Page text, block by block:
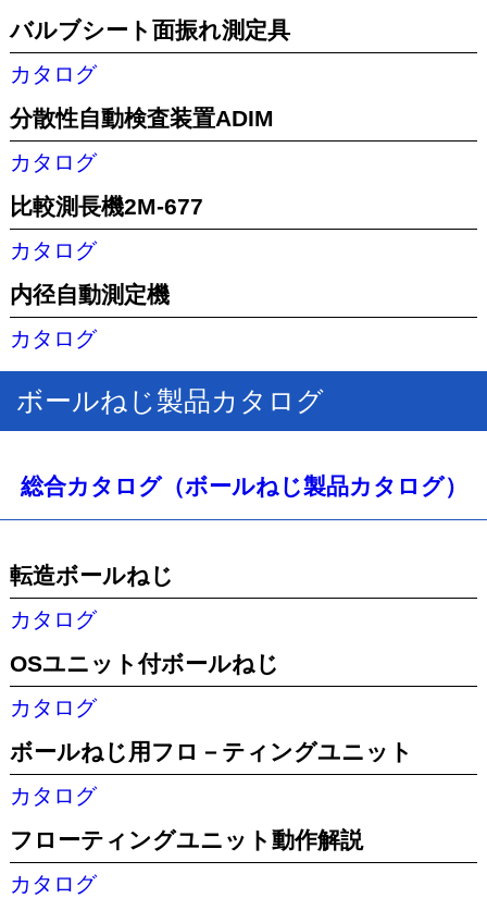
バルブシート面振れ測定具
カタログ
分散性自動検査装置ADIM
カタログ
比較測長機2M-677
カタログ
内径自動測定機
カタログ
ボールねじ製品カタログ
総合カタログ（ボールねじ製品カタログ）
転造ボールねじ
カタログ
OSユニット付ボールねじ
カタログ
ボールねじ用フロ－ティングユニット
カタログ
フローティングユニット動作解説
カタログ